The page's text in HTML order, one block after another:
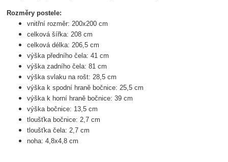
Rozměry postele:
vnitřní rozměr: 200x200 cm
celková šířka: 208 cm
celková délka: 206,5 cm
výška předního čela: 41 cm
výška zadního čela: 81 cm
výška svlaku na rošt: 28,5 cm
výška k spodní hraně bočnice: 25,5 cm
výška k horní hraně bočnice: 39 cm
výška bočnice: 13,5 cm
tloušťka bočnice: 2,7 cm
tloušťka čela: 2,7 cm
noha: 4,8x4,8 cm